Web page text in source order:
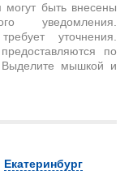
могут быть внесены
уведомления.
уточнения.
по
Выделите мышкой и
Екатеринбург